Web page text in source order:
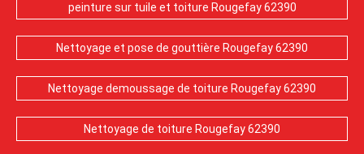
peinture sur tuile et toiture Rougefay 62390
Nettoyage et pose de gouttière Rougefay 62390
Nettoyage demoussage de toiture Rougefay 62390
Nettoyage de toiture Rougefay 62390